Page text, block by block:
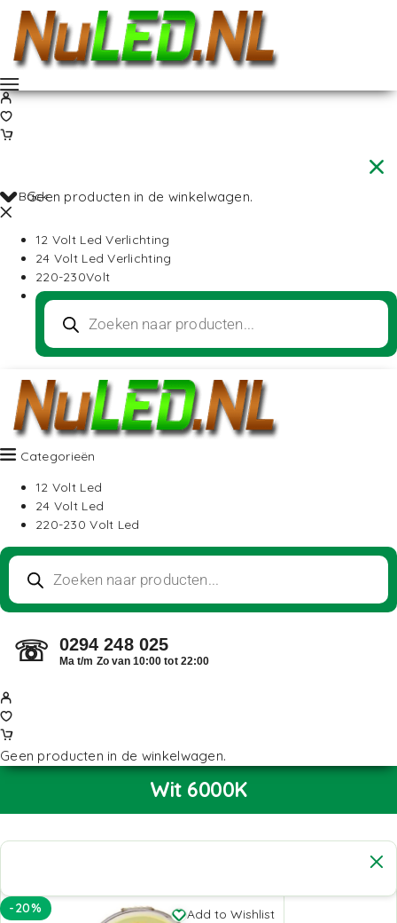
Geen producten in de winkelwagen.
Back
12 Volt Led Verlichting
24 Volt Led Verlichting
220-230Volt
Categorieën
12 Volt Led
24 Volt Led
220-230 Volt Led
☏ 0294 248 025
Ma t/m Zo van 10:00 tot 22:00
Geen producten in de winkelwagen.
Wit 6000K
-20% Add to Wishlist